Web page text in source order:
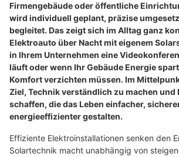
Firmengebäude oder öffentliche
wird individuell geplant, präzise
begleitet. Das zeigt sich im Alltag ganz
Elektroauto über Nacht mit eigenem
in Ihrem Unternehmen eine
läuft oder wenn Ihr Gebäude Energie
Komfort verzichten müssen. Im
Ziel, Technik verständlich zu machen und
schaffen, die das Leben einfacher,
energieeffizienter gestalten.
Effiziente Elektroinstallationen senken den
Solartechnik macht unabhängig von